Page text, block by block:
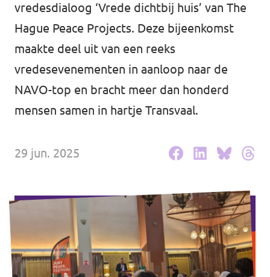
Den Haag
Gouda
Leiden
Leidschendam-Voorburg
Wassenaar
Afdelingsbesturen
Bestuur Haag- en Rijnland
vredesdialoog ‘Vrede dichtbij huis’ van The
Hague Peace Projects. Deze bijeenkomst
maakte deel uit van een reeks
vredesevenementen in aanloop naar de
NAVO-top en bracht meer dan honderd
mensen samen in hartje Transvaal.
29 jun. 2025